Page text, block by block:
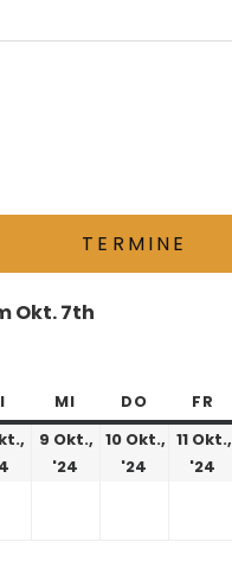
TERMINE
Okt. 7th
MI DO FR
9 Okt.,
'24
10 Okt.,
'24
11 Okt.,
'24